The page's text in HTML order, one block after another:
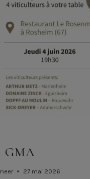
GMA
27 mai 2026